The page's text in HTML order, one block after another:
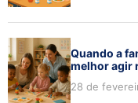
Quando a
melhor agir
28 de